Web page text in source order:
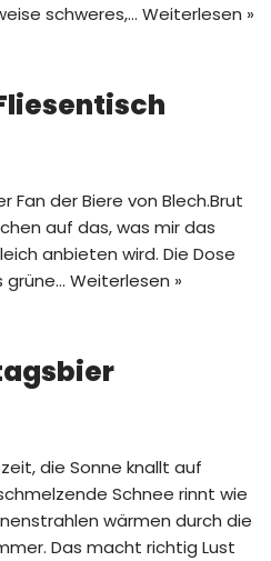
schweres,… Weiterlesen »
Fan der Biere von Blech.Brut
auf das, was mir das
anbieten wird. Die Dose
grüne… Weiterlesen »
die Sonne knallt auf
Schnee rinnt wie
wärmen durch die
Das macht richtig Lust